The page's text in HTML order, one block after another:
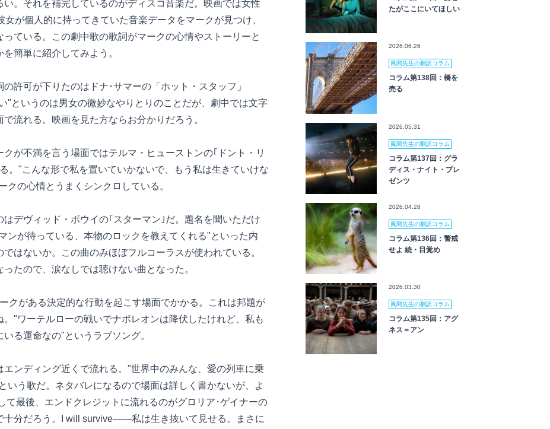
。それを補完しているのがディスコ音楽だ。映画では女性
が個人的に持ってきていた音楽データをマークが見つけ、
ている。この劇中歌の歌詞がマークの心情やストーリーと
簡単に紹介してみよう。
許可が下りたのはドナ･サマーの「ホット・スタッフ」
"というのは男女の微妙なやりとりのことだが、劇中では文字
流れる。映画を見た方ならお分かりだろう。
が不満を言う場面ではテルマ・ヒューストンの｢ドント・リ
。"こんな形で私を置いていかないで、もう私は生きていけな
の心情とうまくシンクロしている。
デヴィッド・ボウイの｢スターマン｣だ。題名を聞いただけ
ンが待っている、本物のロックを教えてくれる"といった内
はないか。この曲のみほぼフルコーラスが使われている。
たので、涙なしでは聴けない曲となった。
クがある決定的な行動を起こす場面でかかる。これは邦題が
"ワーテルローの戦いでナポレオンは降伏したけれど、私も
る運命なの"というラブソング。
ンディング近くで流れる。"世界中のみんな、愛の列車に乗
いう歌だ。ネタバレになるので場面は詳しく書かないが、よ
最後、エンドクレジットに流れるのがグロリア･ゲイナーの
十分だろう。I will survive――私は生き抜いて見せる。まさに
たがここにいてほしい
2026.06.26
風間先生の翻訳コラム
コラム第138回：橋を
売る
2026.05.31
風間先生の翻訳コラム
コラム第137回：グラ
ディス・ナイト・プレ
ゼンツ
2026.04.28
風間先生の翻訳コラム
コラム第136回：警戒
せよ 続・目覚め
2026.03.30
風間先生の翻訳コラム
コラム第135回：アグ
ネス＝アン